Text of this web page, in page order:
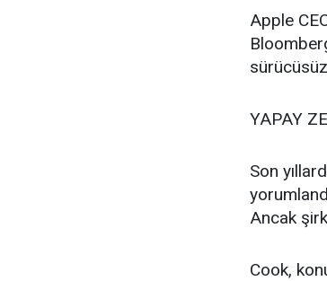
Apple
YAPAY
Son
Ancak
Cook,